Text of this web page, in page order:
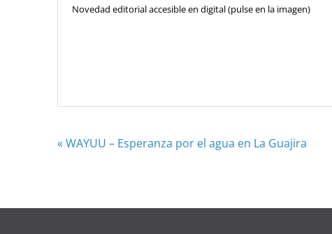
Novedad editorial accesible en digital (pulse en la imagen)
« WAYUU – Esperanza por el agua en La Guajira